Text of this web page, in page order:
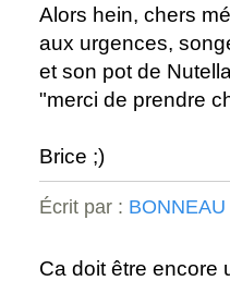
Alors hein, chers
aux urgences,
et son pot de
"merci de prendre
Brice ;)
Écrit par :
Ca doit être encore